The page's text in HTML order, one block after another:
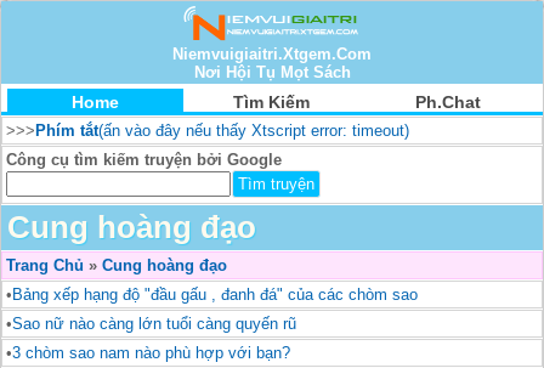
Niemvuigiaitri.Xtgem.Com
Nơi Hội Tụ Mọt Sách
Home Tìm Kiếm Ph.Chat
>>>Phím tắt(ấn vào đây nếu thấy Xtscript error: timeout)
Công cụ tìm kiếm truyện bởi Google
Cung hoàng đạo
Trang Chủ » Cung hoàng đạo
•Bảng xếp hạng độ "đầu gấu , đanh đá" của các chòm sao
•Sao nữ nào càng lớn tuổi càng quyến rũ
•3 chòm sao nam nào phù hợp với bạn?